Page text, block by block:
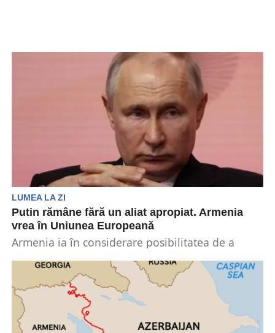
LUMEA LA ZI
Putin rămâne fără un aliat apropiat. Armenia
vrea în Uniunea Europeană
Armenia ia în considerare posibilitatea de a
Europeană. Statul...